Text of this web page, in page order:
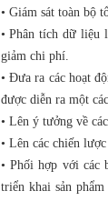
• Giám sát toàn bộ
• Phân tích dữ liệu
giảm chi phí.
• Đưa ra các hoạt
được diễn ra một
• Lên ý tưởng về
• Lên các chiến
• Phối hợp với các
triển khai sản